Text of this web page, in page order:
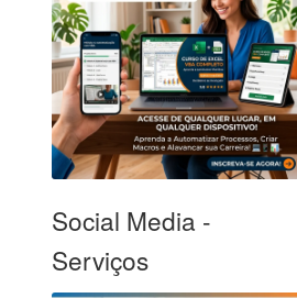
Social Media -
Serviços